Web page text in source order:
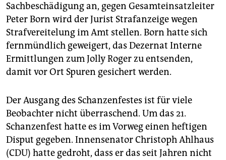
Sachbeschädigung an, gegen Gesamteinsatzleiter
Peter Born wird der Jurist Strafanzeige wegen
Strafvereitelung im Amt stellen. Born hatte sich
fernmündlich geweigert, das Dezernat Interne
Ermittlungen zum Jolly Roger zu entsenden,
damit vor Ort Spuren gesichert werden.
Der Ausgang des Schanzenfestes ist für viele
Beobachter nicht überraschend. Um das 21.
Schanzenfest hatte es im Vorweg einen heftigen
Disput gegeben. Innensenator Christoph Ahlhaus
(CDU) hatte gedroht, dass er das seit Jahren nicht